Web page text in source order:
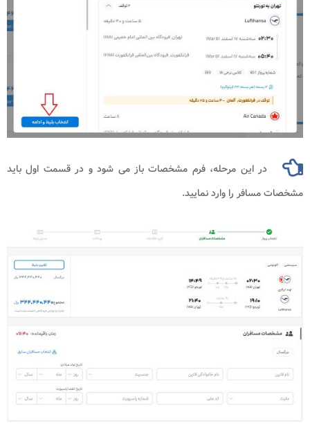
در این مرحله، فرم مشخصات باز می شود و در قسمت اول باید
را وارد نمایید.